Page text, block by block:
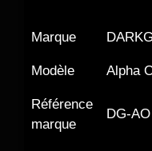
Marque
Modèle Alpha
Référence
marque
DG-AO